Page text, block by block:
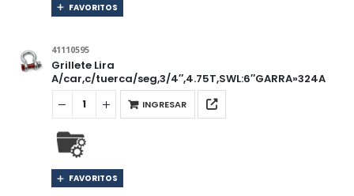
FAVORITOS
41110595
Grillete Lira
A/car,c/tuerca/seg,3/4″,4.75T,SWL:6″GARRA»324A
INGRESAR
FAVORITOS